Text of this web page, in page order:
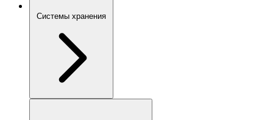
Системы хранения